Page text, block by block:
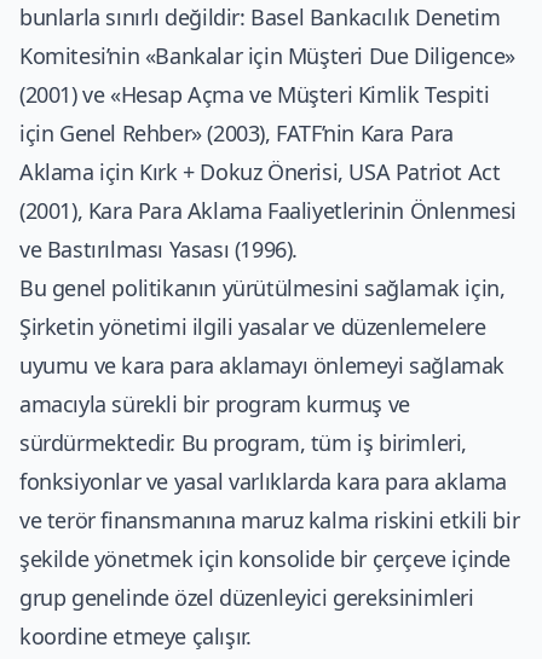
bunlarla sınırlı değildir: Basel Bankacılık Denetim
Komitesi’nin «Bankalar için Müşteri Due Diligence»
(2001) ve «Hesap Açma ve Müşteri Kimlik Tespiti
için Genel Rehber» (2003), FATF’nin Kara Para
Aklama için Kırk + Dokuz Önerisi, USA Patriot Act
(2001), Kara Para Aklama Faaliyetlerinin Önlenmesi
ve Bastırılması Yasası (1996).
Bu genel politikanın yürütülmesini sağlamak için,
Şirketin yönetimi ilgili yasalar ve düzenlemelere
uyumu ve kara para aklamayı önlemeyi sağlamak
amacıyla sürekli bir program kurmuş ve
sürdürmektedir. Bu program, tüm iş birimleri,
fonksiyonlar ve yasal varlıklarda kara para aklama
ve terör finansmanına maruz kalma riskini etkili bir
şekilde yönetmek için konsolide bir çerçeve içinde
grup genelinde özel düzenleyici gereksinimleri
koordine etmeye çalışır.